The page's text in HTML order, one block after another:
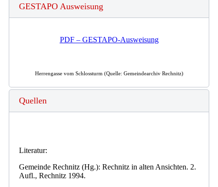
GESTAPO Ausweisung
PDF – GESTAPO-Ausweisung
Herrengasse vom Schlossturm (Quelle: Gemeindearchiv Rechnitz)
Quellen
Literatur:
Gemeinde Rechnitz (Hg.): Rechnitz in alten Ansichten. 2.
Aufl., Rechnitz 1994.